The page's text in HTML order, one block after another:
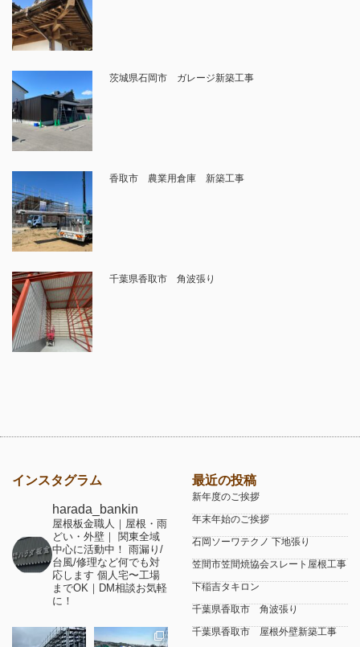
茨城県石岡市 ガレージ新築工事
香取市 農業用倉庫 新築工事
千葉県香取市 角波張り
インスタグラム
harada_bankin
屋根板金職人｜屋根・雨
どい・外壁｜
関東全域
中心に活動中！ 雨漏り/
台風/修理など何でも対
応します 個人宅〜工場
までOK｜DM相談お気軽
に！
最近の投稿
新年度のご挨拶
年末年始のご挨拶
石岡ソーワテクノ 下地張り
笠間市笠間焼協会スレート屋根工事
下稲吉タキロン
千葉県香取市 角波張り
千葉県香取市 屋根外壁新築工事